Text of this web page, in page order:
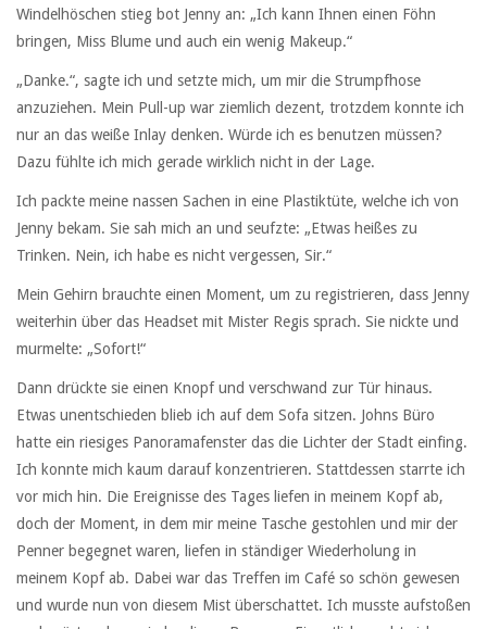
Windelhöschen stieg bot Jenny an: „Ich kann Ihnen einen Föhn
bringen, Miss Blume und auch ein wenig Makeup.“
„Danke.“, sagte ich und setzte mich, um mir die Strumpfhose
anzuziehen. Mein Pull-up war ziemlich dezent, trotzdem konnte ich
nur an das weiße Inlay denken. Würde ich es benutzen müssen?
Dazu fühlte ich mich gerade wirklich nicht in der Lage.
Ich packte meine nassen Sachen in eine Plastiktüte, welche ich von
Jenny bekam. Sie sah mich an und seufzte: „Etwas heißes zu
Trinken. Nein, ich habe es nicht vergessen, Sir.“
Mein Gehirn brauchte einen Moment, um zu registrieren, dass Jenny
weiterhin über das Headset mit Mister Regis sprach. Sie nickte und
murmelte: „Sofort!“
Dann drückte sie einen Knopf und verschwand zur Tür hinaus.
Etwas unentschieden blieb ich auf dem Sofa sitzen. Johns Büro
hatte ein riesiges Panoramafenster das die Lichter der Stadt einfing.
Ich konnte mich kaum darauf konzentrieren. Stattdessen starrte ich
vor mich hin. Die Ereignisse des Tages liefen in meinem Kopf ab,
doch der Moment, in dem mir meine Tasche gestohlen und mir der
Penner begegnet waren, liefen in ständiger Wiederholung in
meinem Kopf ab. Dabei war das Treffen im Café so schön gewesen
und wurde nun von diesem Mist überschattet. Ich musste aufstoßen